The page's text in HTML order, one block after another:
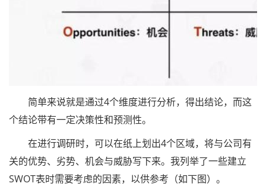
简单来说就是通过4个维度进行分析，得出结论，而这
个结论带有一定决策性和预测性。
在进行调研时，可以在纸上划出4个区域，将与公司有
关的优势、劣势、机会与威胁写下来。我列举了一些建立
SWOT表时需要考虑的因素，以供参考（如下图）。